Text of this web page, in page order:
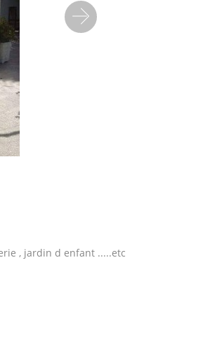
Suivant
, jardin d enfant .....etc